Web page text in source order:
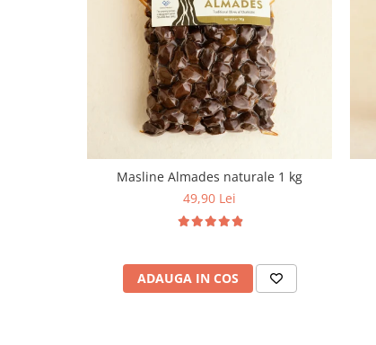
Masline Almades naturale 1 kg
49,90 Lei
ADAUGA IN COS